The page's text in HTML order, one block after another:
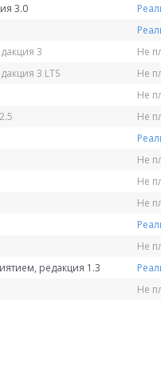
3.0
3
Не
3 LTS
Не
Не
Не
Не
Не
Не
Не
редакция 1.3
Не